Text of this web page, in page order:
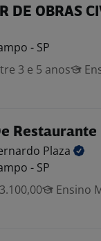
DE OBRAS
- SP
3 e 5 anos
Restaurante
Plaza
- SP
Ensino